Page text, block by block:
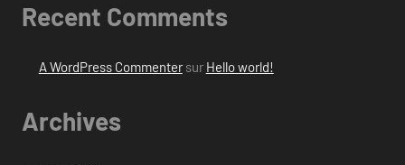
Recent Comments
A WordPress Commentersur Hello world!
Archives